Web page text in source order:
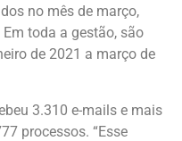
no mês de março,
toda a gestão, são
de 2021 a março de
3.310 e-mails e mais
processos. “Esse